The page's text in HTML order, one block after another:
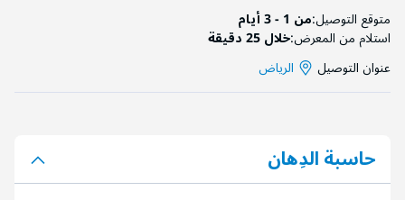
متوقع التوصيل:من 1 - 3 أيام
استلام من المعرض:خلال 25 دقيقة
عنوان التوصيل
الرياض
حاسبة الدِهان